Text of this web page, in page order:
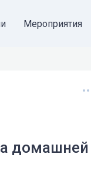
Мероприятия
домашней